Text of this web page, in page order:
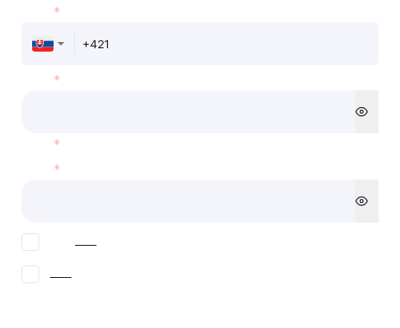
*
*
*
*